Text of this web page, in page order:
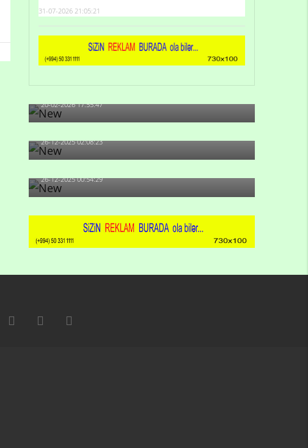
31-07-2026 21:05:21
artıb?
20-02-2026 17:55:47
Məni bura NAZİR GÖNDƏRİB - 1937-ci ildən
fəaliyyətdə olan və...
26-12-2025 02:08:23
-Ay qız, sən məhkəməni udmayacaqsan... Sən
bilirsən də, məni...
26-12-2025 00:54:29